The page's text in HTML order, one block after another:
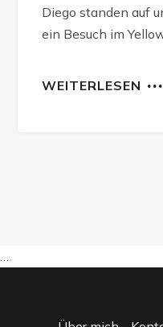
Diego standen auf
ein Besuch im
WEITERLESEN
…